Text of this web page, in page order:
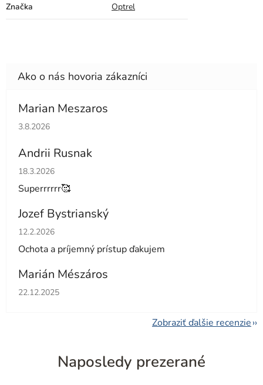
Značka Optrel
Marian Meszaros
Hodnotenie obchodu je 5 z 5 hviezdičiek.
3.8.2026
Andrii Rusnak
Hodnotenie obchodu je 5 z 5 hviezdičiek.
18.3.2026
Superrrrrr🥰
Jozef Bystrianský
Hodnotenie obchodu je 5 z 5 hviezdičiek.
12.2.2026
Ochota a príjemný prístup ďakujem
Marián Mészáros
Hodnotenie obchodu je 5 z 5 hviezdičiek.
22.12.2025
Zobraziť ďalšie recenzie
Naposledy prezerané